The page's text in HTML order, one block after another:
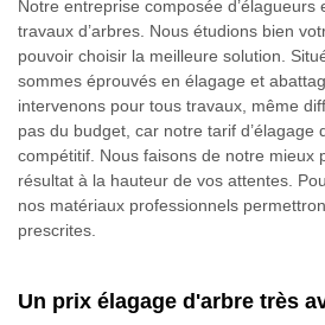
Notre entreprise composée
travaux d’arbres. Nous étudions bien
pouvoir choisir la meilleure solution.
sommes éprouvés en élagage et
intervenons pour tous travaux, même
pas du budget, car notre tarif d’élagage
compétitif. Nous faisons de notre mieux
résultat à la hauteur de vos attentes.
nos matériaux professionnels
prescrites.
Un prix élagage d'arbre très